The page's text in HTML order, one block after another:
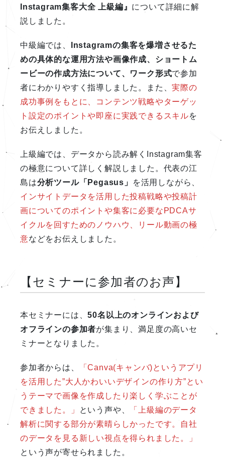
Instagram集客大全 上級編』 について詳細に解
説しました。
中級編では、
Instagramの集客を爆増させるた
めの具体的な運用方法や画像作成、ショートム
ービーの作成方法について、ワーク形式で参加
者にわかりやすく指導しました。また、実際の
成功事例をもとに、コンテンツ戦略やターゲッ
ト設定のポイントや即座に実践できるスキルを
お伝えしました。
上級編では、データから読み解くInstagram集客
の極意について詳しく解説しました。代表の江
島は分析ツール「Pegasus」
を活用しながら、
インサイトデータを活用した投稿戦略や投稿計
画についてのポイントや集客に必要なPDCAサ
イクルを回すためのノウハウ、リール動画の極
意などをお伝えしました。
【セミナーに参加者のお声】
本セミナーには、50名以上のオンラインおよび
オフラインの参加者が集まり、満足度の高いセ
ミナーとなりました。
参加者からは、
「Canva(キャンバ)というアプリ
を活用した”大人かわいいデザインの作り方”とい
うテーマで画像を作成したり楽しく学ぶことが
できました。」
という声や、
「上級編のデータ
解析に関する部分が素晴らしかったです。自社
のデータを見る新しい視点を得られました。」
という声が寄せられました。